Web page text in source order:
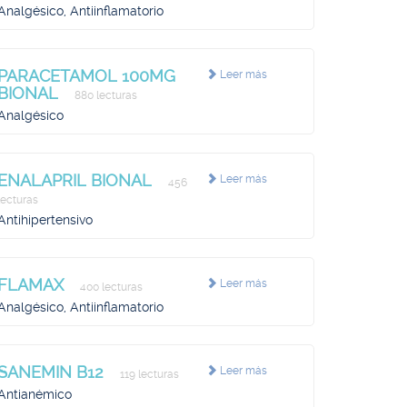
Antiinflamatorio
Leer más
100MG
880 lecturas
Leer más
BIONAL
456
Leer más
400 lecturas
Antiinflamatorio
Leer más
B12 119 lecturas